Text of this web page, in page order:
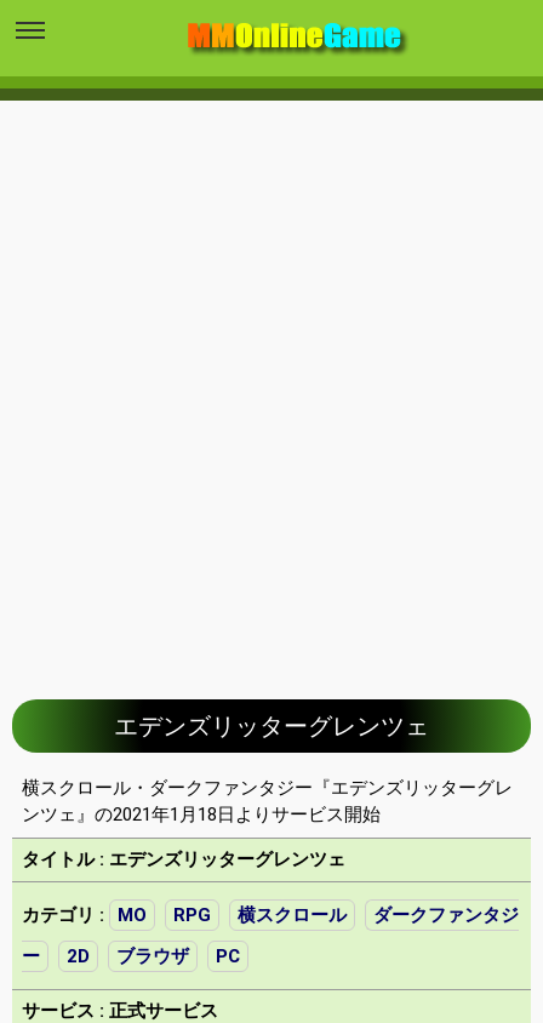
エデンズリッターグレンツェ
横スクロール・ダークファンタジー『エデンズリッターグレ
ンツェ』の2021年1月18日よりサービス開始
タイトル : エデンズリッターグレンツェ
カテゴリ : MO RPG 横スクロール
ダークファンタジ
ー
2D ブラウザ PC
サービス : 正式サービス